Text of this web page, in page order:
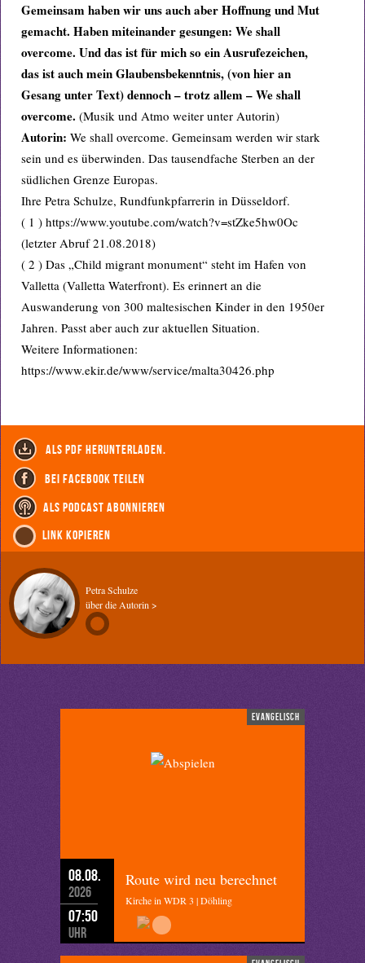
Gemeinsam haben wir uns auch aber Hoffnung und Mut
gemacht. Haben miteinander gesungen: We shall
overcome. Und das ist für mich so ein Ausrufezeichen,
das ist auch mein Glaubensbekenntnis, (von hier an
Gesang unter Text) dennoch – trotz allem – We shall
overcome. (Musik und Atmo weiter unter Autorin)
Autorin: We shall overcome. Gemeinsam werden wir stark
sein und es überwinden. Das tausendfache Sterben an der
südlichen Grenze Europas.
Ihre Petra Schulze, Rundfunkpfarrerin in Düsseldorf.
( 1 ) https://www.youtube.com/watch?v=stZke5hw0Oc
(letzter Abruf 21.08.2018)
( 2 ) Das „Child migrant monument“ steht im Hafen von
Valletta (Valletta Waterfront). Es erinnert an die
Auswanderung von 300 maltesischen Kinder in den 1950er
Jahren. Passt aber auch zur aktuellen Situation.
Weitere Informationen:
https://www.ekir.de/www/service/malta30426.php
als PDF herunterladen.
bei Facebook teilen
als Podcast abonnieren
Link kopieren
Petra Schulze
über die Autorin >
evangelisch
08.08.
2026
07:50
Uhr
Route wird neu berechnet
Kirche in WDR 3 | Döhling